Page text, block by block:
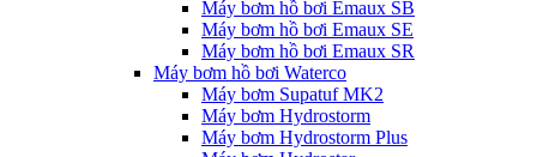
Máy bơm hồ bơi Emaux SB
Máy bơm hồ bơi Emaux SE
Máy bơm hồ bơi Emaux SR
Máy bơm hồ bơi Waterco
Máy bơm Supatuf MK2
Máy bơm Hydrostorm
Máy bơm Hydrostorm Plus